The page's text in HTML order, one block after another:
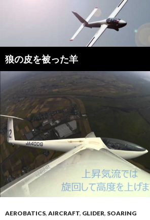
狼の皮を被った羊
検
索
ン
テ
ツ
へ
移
動
AEROBATICS, AIRCRAFT, GLIDER, SOARING